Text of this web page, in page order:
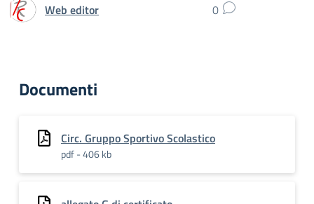
Web editor 0
Documenti
Circ. Gruppo Sportivo Scolastico
pdf - 406 kb